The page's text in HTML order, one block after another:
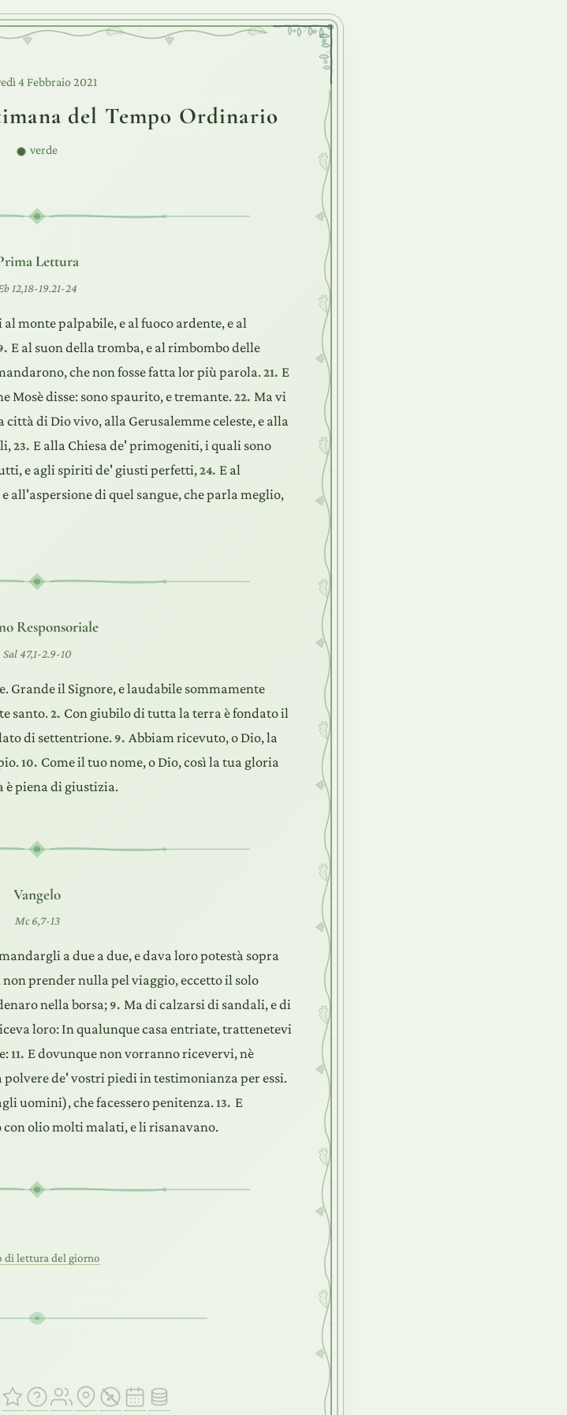
4 Febbraio 2021
del Tempo Ordinario
verde
Lettura
12,18-19.21-24
monte palpabile, e al fuoco ardente, e al
E al suon della tromba, e al rimbombo delle
che non fosse fatta lor più parola. 21. E
Mosè disse: sono spaurito, e tremante. 22. Ma vi
città di Dio vivo, alla Gerusalemme celeste, e alla
23. E alla Chiesa de' primogeniti, i quali sono
e agli spiriti de' giusti perfetti, 24. E al
all'aspersione di quel sangue, che parla meglio,
Responsoriale
Sal 47,1-2.9-10
Grande il Signore, e laudabile sommamente
santo. 2. Con giubilo di tutta la terra è fondato il
di settentrione. 9. Abbiam ricevuto, o Dio, la
10. Come il tuo nome, o Dio, così la tua gloria
è piena di giustizia.
Vangelo
Mc 6,7-13
a due a due, e dava loro potestà sopra
prender nulla pel viaggio, eccetto il solo
nella borsa; 9. Ma di calzarsi di sandali, e di
loro: In qualunque casa entriate, trattenetevi
11. E dovunque non vorranno ricevervi, nè
de' vostri piedi in testimonianza per essi.
uomini), che facessero penitenza.13. E
olio molti malati, e li risanavano.
di lettura del giorno